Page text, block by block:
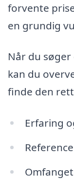
forvente
en grundig
Når du
kan du
finde den
Erfaring